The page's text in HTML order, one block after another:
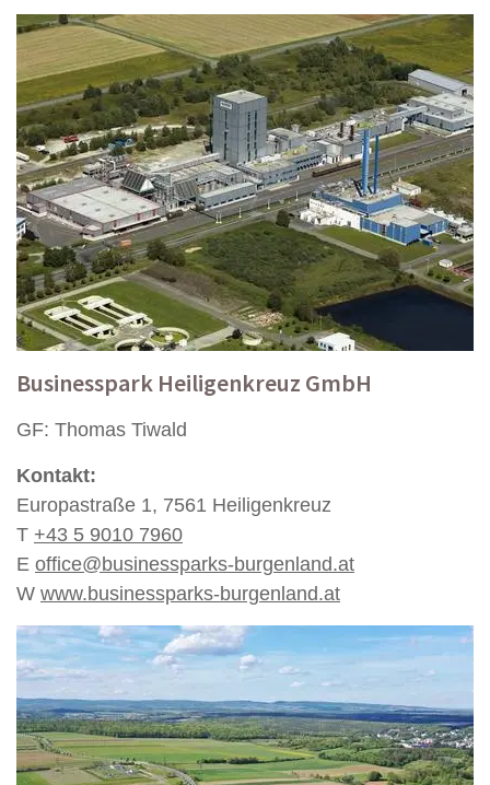
Businesspark Heiligenkreuz GmbH
GF: Thomas Tiwald
Kontakt:
Europastraße 1, 7561 Heiligenkreuz
T +43 5 9010 7960
E office@businessparks-burgenland.at
W www.businessparks-burgenland.at